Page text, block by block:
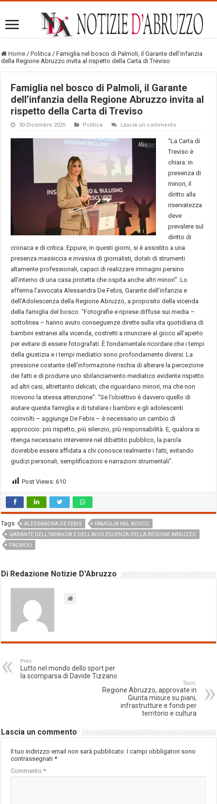
Home / Politica / Famiglia nel bosco di Palmoli, il Garante dell’infanzia
della Regione Abruzzo invita al rispetto della Carta di Treviso
Famiglia nel bosco di Palmoli, il Garante
dell’infanzia della Regione Abruzzo invita al
rispetto della Carta di Treviso
30 Dicembre 2025 Politica Lascia un commento
“La Carta di
Treviso è
chiara: in
presenza di
minori, il
diritto alla
riservatezza
deve
prevalere sul
diritto di
cronaca e di critica. Eppure, in questi giorni, si è assistito a una
presenza massiccia e invasiva di giornalisti, dotati di strumenti
altamente professionali, capaci di realizzare immagini persino
all’interno di una casa protetta che ospita anche altri minori”. Lo
afferma l’avvocata Alessandra De Febis, Garante dell’infanzia e
dell’Adolescenza della Regione Abruzzo, a proposito della vicenda
della famiglia del bosco. “Fotografie e riprese diffuse sui media –
sottolinea – hanno avuto conseguenze dirette sulla vita quotidiana di
bambini estranei alla vicenda, costretti a rinunciare al gioco all’aperto
per evitare di essere fotografati. È fondamentale ricordare che i tempi
della giustizia e i tempi mediatici sono profondamente diversi. La
pressione costante dell’informazione rischia di alterare la percezione
dei fatti e di produrre uno sbilanciamento mediatico evidente rispetto
ad altri casi, altrettanto delicati, che riguardano minori, ma che non
ricevono la stessa attenzione”. “Se l’obiettivo è davvero quello di
aiutare questa famiglia e di tutelare i bambini e gli adolescenti
coinvolti – aggiunge De Febis – è necessario un cambio di
approccio: più rispetto, più silenzio, più responsabilità. E, qualora si
ritenga necessario intervenire nel dibattito pubblico, la parola
dovrebbe essere affidata a chi conosce realmente i fatti, evitando
giudizi personali, semplificazioni e narrazioni strumentali”.
Post Views: 610
Tags ALESSANDRA DE FEBIS
FAMIGLIA NEL BOSCO
GARANTE DELL'INFANZIA E DELL'ADOLESCENZA DELLA REGIONE ABRUZZO
PALMOLI
Di Redazione Notizie D'Abruzzo
Prec.
Lutto nel mondo dello sport per
la scomparsa di Davide Tizzano
Succ.
Regione Abruzzo, approvate in
Giunta misure su piani,
infrastrutture e fondi per
territorio e cultura
Lascia un commento
Il tuo indirizzo email non sarà pubblicato. I campi obbligatori sono
contrassegnati*
Commento*